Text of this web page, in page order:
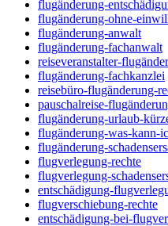
flugänderung-
flugänderung-ohne-
flugänderung-anwalt
flugänderung-fachanwalt
reiseveranstalter-
flugänderung-fachkanzlei
reisebüro-flugänderung-
pauschalreise-
flugänderung-urlaub-
flugänderung-was-kann-
flugänderung-
flugverlegung-rechte
flugverlegung-
entschädigung-
flugverschiebung-rechte
entschädigung-bei-